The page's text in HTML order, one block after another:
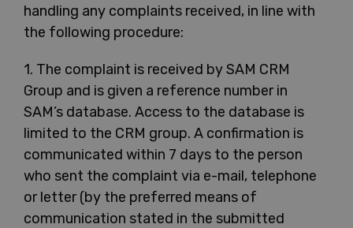
handling any complaints received, in line with
the following procedure:
1. The complaint is received by SAM CRM
Group and is given a reference number in
SAM’s database. Access to the database is
limited to the CRM group. A confirmation is
communicated within 7 days to the person
who sent the complaint via e-mail, telephone
or letter (by the preferred means of
communication stated in the submitted